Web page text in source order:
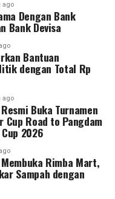
dari perjalanan
yang ditunaikan
kekuatan bagi
mengalir untuk
yang ingin
membantu
kamu bisa ikut
kegiatan yang
menyalurkan
Bank Kalsel.
ago
Dengan Bank
Bank Devisa
Bantuan
dengan Total Rp
ago
Buka Turnamen
Cup Road to Pangdam
2026
Rimba Mart,
Sampah dengan